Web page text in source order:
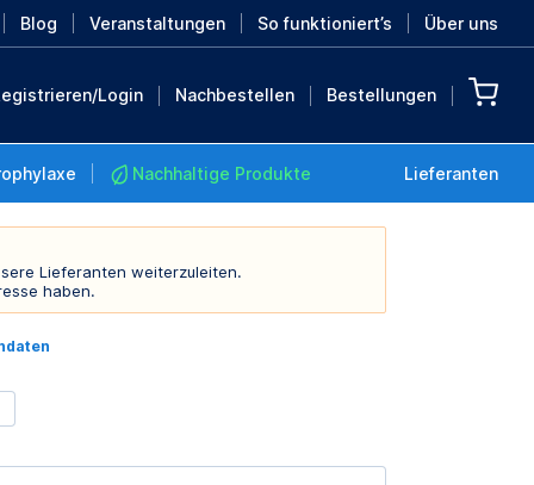
Blog Veranstaltungen So funktioniert’s Über uns
Login Nachbestellen Bestellungen
Nachhaltige Produkte Lieferanten
MEHR ENTDECKEN
Lieferanten weiterzuleiten.
haben.